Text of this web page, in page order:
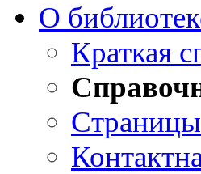
О
Краткая